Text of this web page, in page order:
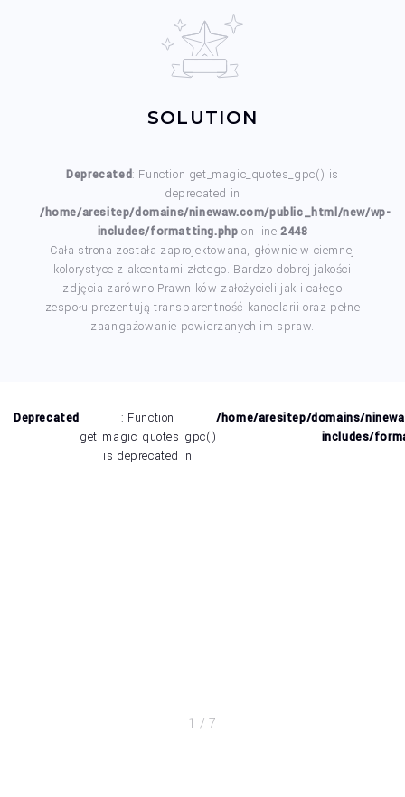
SOLUTION
Deprecated: Function get_magic_quotes_gpc() is
deprecated in
/home/aresitep/domains/ninewaw.com/public_html/new/wp-
includes/formatting.php on line 2448
Cała strona została zaprojektowana, głównie w ciemnej
kolorystyce z akcentami złotego. Bardzo dobrej jakości
zdjęcia zarówno Prawników założycieli jak i całego
zespołu prezentują transparentność kancelarii oraz pełne
zaangażowanie powierzanych im spraw.
Deprecated
: Function
get_magic_quotes_gpc()
is deprecated in
/home/aresitep/domains/
includes/
1 /7